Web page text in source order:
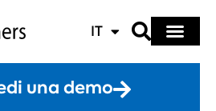
IT
una demo